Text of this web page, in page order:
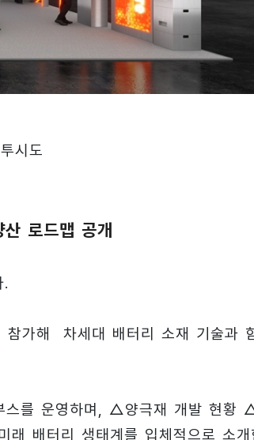
시도
로드맵 공개
.
참가해 차세대 배터리 소재 기술과
스를 운영하며, △양극재 개발 현황
배터리 생태계를 입체적으로 소개